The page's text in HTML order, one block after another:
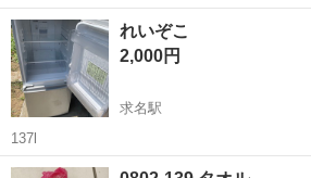
みしませんか？ 家電、趣味・スポーツ・レジ
衣料服飾品、生活雑貨、家具、本、CD・DVD
ち込めます！ ※詳細はこ...
千葉 千葉市 寝具
れいぞこ
2,000円
求名駅
137l
千葉 東金市